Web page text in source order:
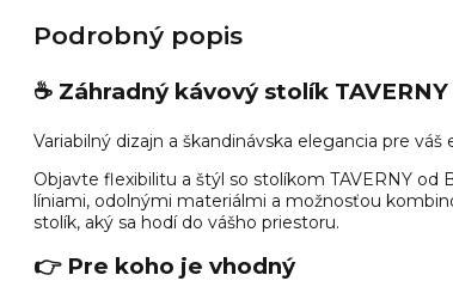
Podrobný popis
☕ Záhradný kávový stolík TAVERNY
Variabilný dizajn a škandinávska elegancia pre váš
Objavte flexibilitu a štýl so stolíkom TAVERNY
líniami, odolnými materiálmi a možnosťou
stolík, aký sa hodí do vášho priestoru.
👉 Pre koho je vhodný